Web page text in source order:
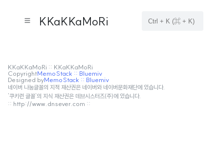
KKaKKaMoRi
KKaKKaMoRi :: KKaKKaMoRi
CopyrightMemoStack :: Bluemiv
Designed byMemoStack :: Bluemiv
네이버 나눔글꼴의 지적 재산권은 네이버와 네이버문화재단에 있습니다.
'쿠키런 글꼴'의 지식 재산권은 데브시스터즈(주)에 있습니다.
:: http://www.dnsever.com ::